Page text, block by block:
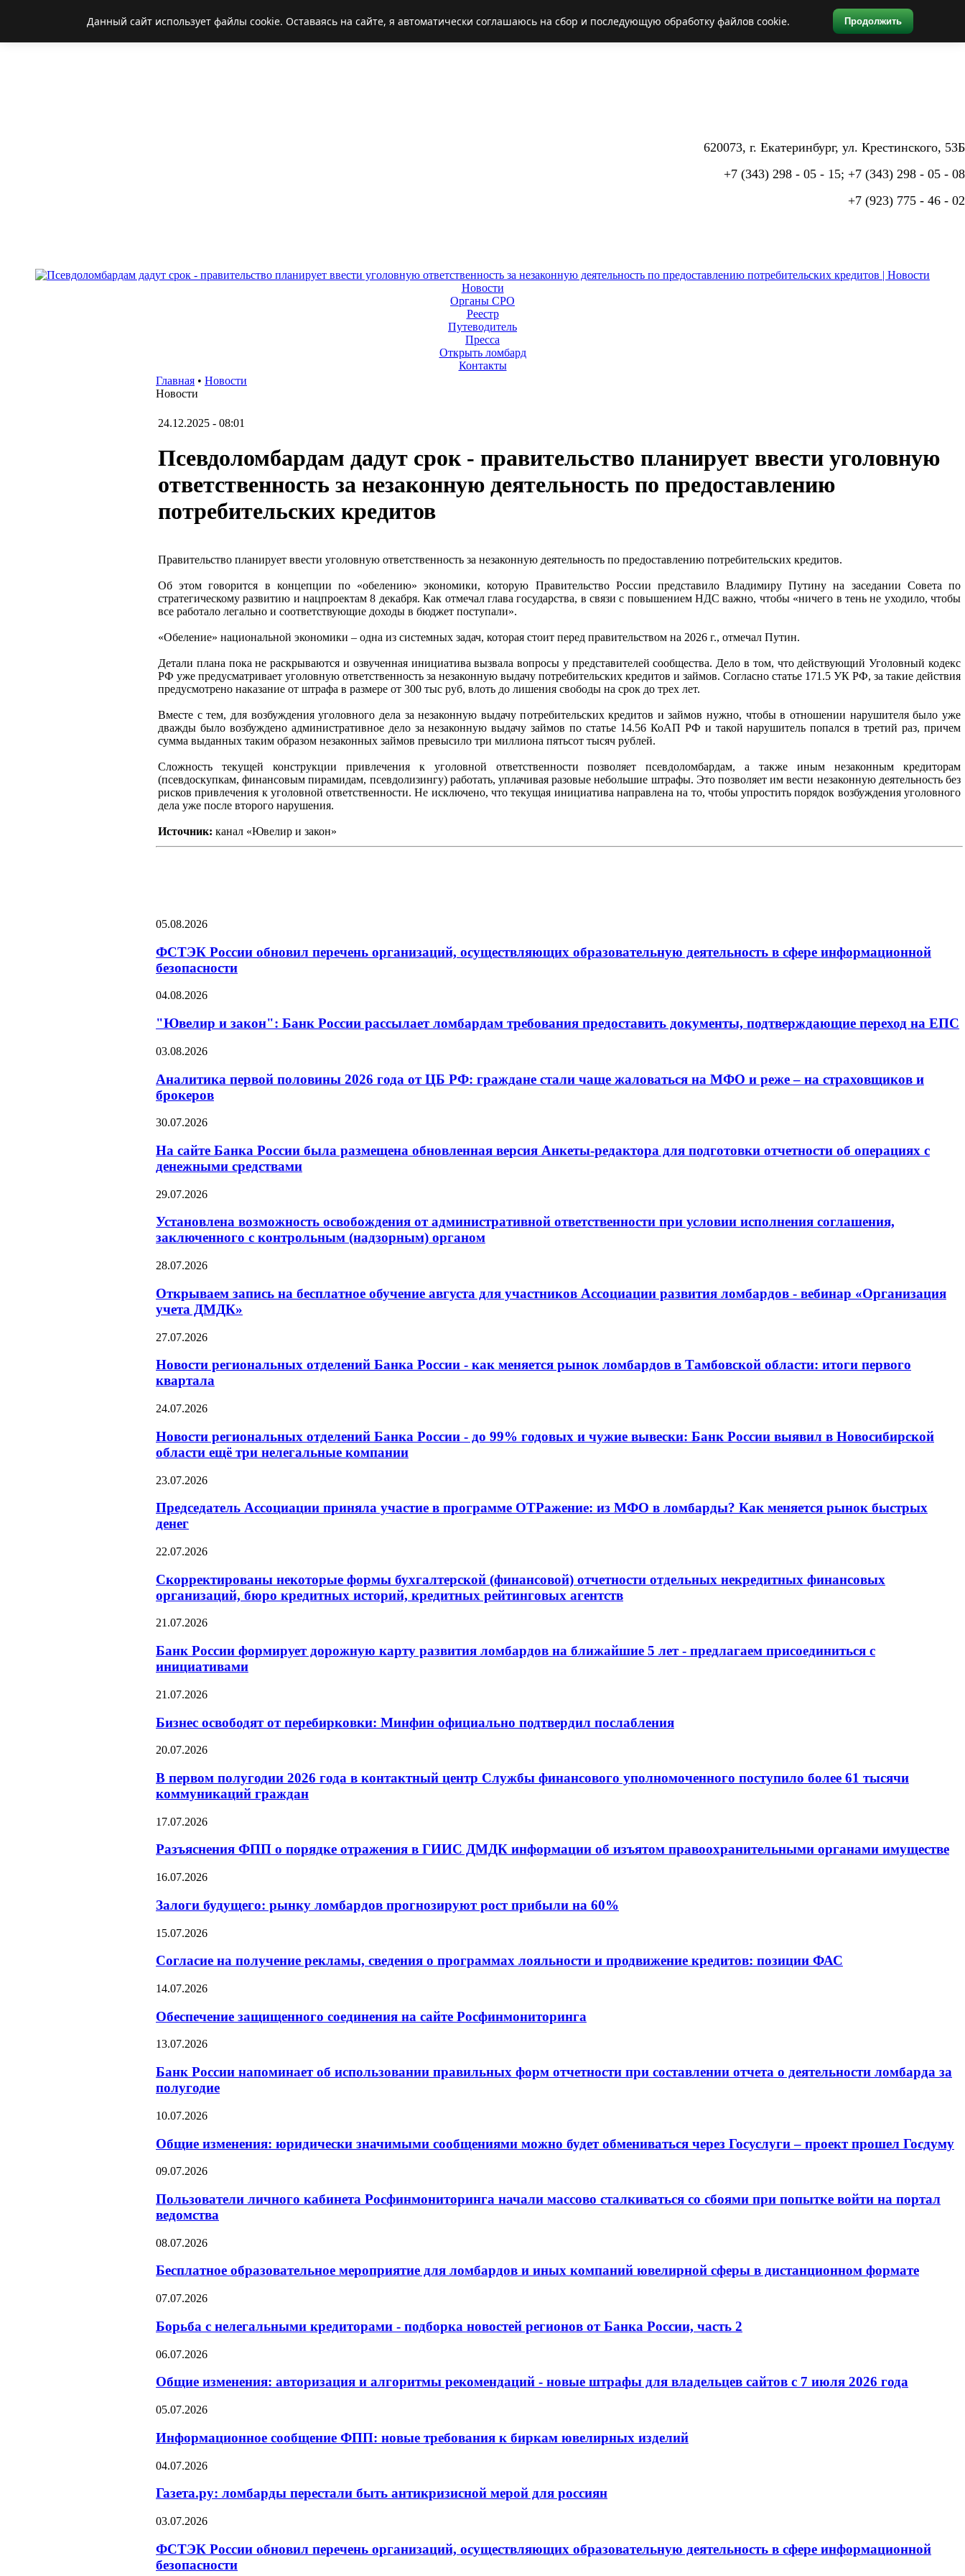
620073, г. Екатеринбург, ул. Крестинского, 53Б
+7 (343) 298 - 05 - 15; +7 (343) 298 - 05 - 08
+7 (923) 775 - 46 - 02
Новости
Органы СРО
Реестр
Путеводитель
Пресса
Открыть ломбард
Контакты
Главная • Новости
Новости
24.12.2025 - 08:01
Псевдоломбардам дадут срок - правительство планирует ввести уголовную
ответственность за незаконную деятельность по предоставлению
потребительских кредитов
Правительство планирует ввести уголовную ответственность за незаконную деятельность по предоставлению потребительских кредитов.
Об этом говорится в концепции по «обелению» экономики, которую Правительство России представило Владимиру Путину на заседании Совета по
стратегическому развитию и нацпроектам 8 декабря. Как отмечал глава государства, в связи с повышением НДС важно, чтобы «ничего в тень не уходило, чтобы
все работало легально и соответствующие доходы в бюджет поступали».
«Обеление» национальной экономики – одна из системных задач, которая стоит перед правительством на 2026 г., отмечал Путин.
Детали плана пока не раскрываются и озвученная инициатива вызвала вопросы у представителей сообщества. Дело в том, что действующий Уголовный кодекс
РФ уже предусматривает уголовную ответственность за незаконную выдачу потребительских кредитов и займов. Согласно статье 171.5 УК РФ, за такие действия
предусмотрено наказание от штрафа в размере от 300 тыс руб, влоть до лишения свободы на срок до трех лет.
Вместе с тем, для возбуждения уголовного дела за незаконную выдачу потребительских кредитов и займов нужно, чтобы в отношении нарушителя было уже
дважды было возбуждено административное дело за незаконную выдачу займов по статье 14.56 КоАП РФ и такой нарушитель попался в третий раз, причем
сумма выданных таким образом незаконных займов превысило три миллиона пятьсот тысяч рублей.
Сложность текущей конструкции привлечения к уголовной ответственности позволяет псевдоломбардам, а также иным незаконным кредиторам
(псевдоскупкам, финансовым пирамидам, псевдолизингу) работать, уплачивая разовые небольшие штрафы. Это позволяет им вести незаконную деятельность без
рисков привлечения к уголовной ответственности. Не исключено, что текущая инициатива направлена на то, чтобы упростить порядок возбуждения уголовного
дела уже после второго нарушения.
Источник: канал «Ювелир и закон»
05.08.2026
ФСТЭК России обновил перечень организаций, осуществляющих образовательную деятельность в сфере информационной
безопасности
04.08.2026
"Ювелир и закон": Банк России рассылает ломбардам требования предоставить документы, подтверждающие переход на ЕПС
03.08.2026
Аналитика первой половины 2026 года от ЦБ РФ: граждане стали чаще жаловаться на МФО и реже – на страховщиков и
брокеров
30.07.2026
На сайте Банка России была размещена обновленная версия Анкеты-редактора для подготовки отчетности об операциях с
денежными средствами
29.07.2026
Установлена возможность освобождения от административной ответственности при условии исполнения соглашения,
заключенного с контрольным (надзорным) органом
28.07.2026
Открываем запись на бесплатное обучение августа для участников Ассоциации развития ломбардов - вебинар «Организация
учета ДМДК»
27.07.2026
Новости региональных отделений Банка России - как меняется рынок ломбардов в Тамбовской области: итоги первого
квартала
24.07.2026
Новости региональных отделений Банка России - до 99% годовых и чужие вывески: Банк России выявил в Новосибирской
области ещё три нелегальные компании
23.07.2026
Председатель Ассоциации приняла участие в программе ОТРажение: из МФО в ломбарды? Как меняется рынок быстрых
денег
22.07.2026
Скорректированы некоторые формы бухгалтерской (финансовой) отчетности отдельных некредитных финансовых
организаций, бюро кредитных историй, кредитных рейтинговых агентств
21.07.2026
Банк России формирует дорожную карту развития ломбардов на ближайшие 5 лет - предлагаем присоединиться с
инициативами
21.07.2026
Бизнес освободят от перебирковки: Минфин официально подтвердил послабления
20.07.2026
В первом полугодии 2026 года в контактный центр Службы финансового уполномоченного поступило более 61 тысячи
коммуникаций граждан
17.07.2026
Разъяснения ФПП о порядке отражения в ГИИС ДМДК информации об изъятом правоохранительными органами имуществе
16.07.2026
Залоги будущего: рынку ломбардов прогнозируют рост прибыли на 60%
15.07.2026
Согласие на получение рекламы, сведения о программах лояльности и продвижение кредитов: позиции ФАС
14.07.2026
Обеспечение защищенного соединения на сайте Росфинмониторинга
13.07.2026
Банк России напоминает об использовании правильных форм отчетности при составлении отчета о деятельности ломбарда за
полугодие
10.07.2026
Общие изменения: юридически значимыми сообщениями можно будет обмениваться через Госуслуги – проект прошел Госдуму
09.07.2026
Пользователи личного кабинета Росфинмониторинга начали массово сталкиваться со сбоями при попытке войти на портал
ведомства
08.07.2026
Бесплатное образовательное мероприятие для ломбардов и иных компаний ювелирной сферы в дистанционном формате
07.07.2026
Борьба с нелегальными кредиторами - подборка новостей регионов от Банка России, часть 2
06.07.2026
Общие изменения: авторизация и алгоритмы рекомендаций - новые штрафы для владельцев сайтов с 7 июля 2026 года
05.07.2026
Информационное сообщение ФПП: новые требования к биркам ювелирных изделий
04.07.2026
Газета.ру: ломбарды перестали быть антикризисной мерой для россиян
03.07.2026
ФСТЭК России обновил перечень организаций, осуществляющих образовательную деятельность в сфере информационной
безопасности
Данный сайт использует файлы cookie. Оставаясь на сайте, я автоматически соглашаюсь на сбор и последующую обработку файлов cookie. Продолжить